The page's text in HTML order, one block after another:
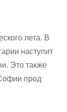
лета. В
наступит
Это также
прод